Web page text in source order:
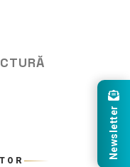
Newsletter